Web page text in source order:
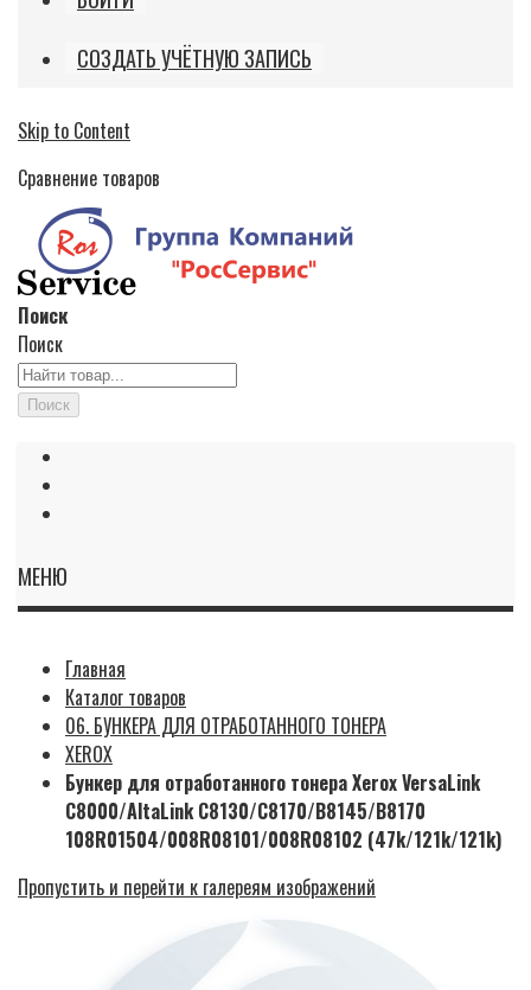
СОЗДАТЬ УЧЁТНУЮ ЗАПИСЬ
Skip to Content
Сравнение товаров
Поиск
Поиск
Поиск
МЕНЮ
Главная
Каталог товаров
06. БУНКЕРА ДЛЯ ОТРАБОТАННОГО ТОНЕРА
XEROX
Бункер для отработанного тонера Xerox VersaLink
C8000/AltaLink C8130/C8170/B8145/B8170
108R01504/008R08101/008R08102 (47k/121k/121k)
Пропустить и перейти к галереям изображений